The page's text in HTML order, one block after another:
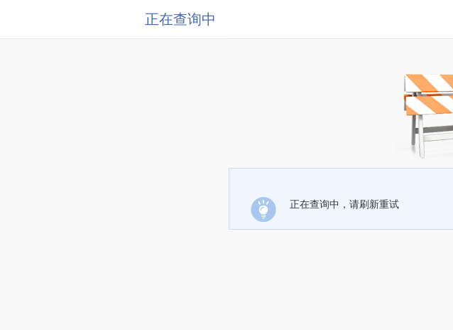
正在查询中
正在查询中，请刷新重试